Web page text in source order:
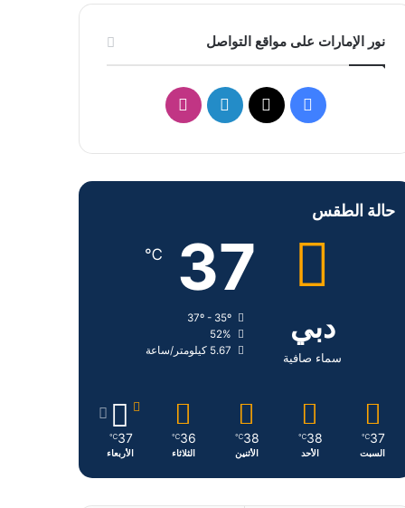
نور الإمارات على مواقع التواصل
س
و
ك
ن
د
إ
ن
س
م
حالة الطقس
دبي
سماء صافية
37
℃
52%
5.67 كيلومتر/ساعة
37
℃
السبت
38
℃
الأحد
38
℃
الأثنين
36
℃
الثلاثاء
37
℃
الأربعاء